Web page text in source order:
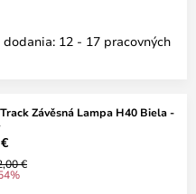
dodania: 12 - 17 pracovných
Závěsná Lampa H40 Biela -
€